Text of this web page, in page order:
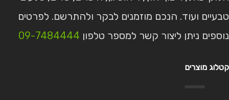
טבעיים ועוד. הנכם מוזמנים לבקר ולהתרשם. לפרטים
נוספים ניתן ליצור קשר למספר טלפון 09-7484444
קטלוג מוצרים